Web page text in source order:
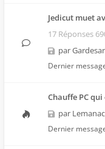
Jedicut muet
17 Réponses
par
Dernier
Chauffe PC qui
par
Dernier